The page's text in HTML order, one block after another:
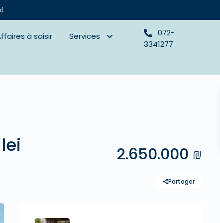
à saisir Services
072-
3341277
2.650.000 ₪
Partager